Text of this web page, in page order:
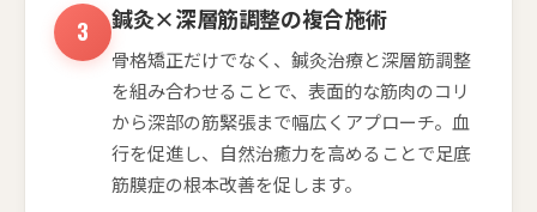
鍼灸×深層筋調整の複合施術
骨格矯正だけでなく、鍼灸治療と深層筋調整
を組み合わせることで、表面的な筋肉のコリ
から深部の筋緊張まで幅広くアプローチ。血
行を促進し、自然治癒力を高めることで足底
筋膜症の根本改善を促します。